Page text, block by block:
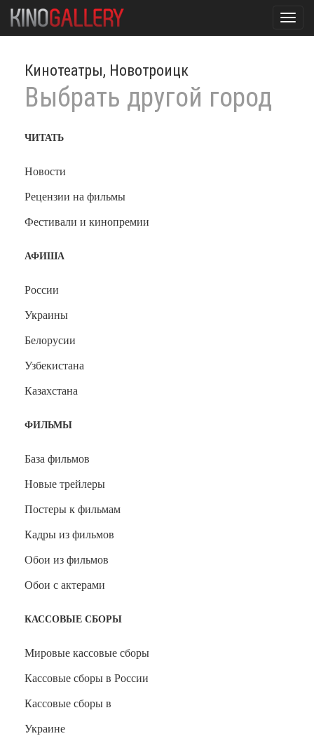
Кинотеатры, Новотроицк
Выбрать другой город
ЧИТАТЬ
Новости
Рецензии на фильмы
Фестивали и кинопремии
АФИША
России
Украины
Белорусии
Узбекистана
Казахстана
ФИЛЬМЫ
База фильмов
Новые трейлеры
Постеры к фильмам
Кадры из фильмов
Обои из фильмов
Обои с актерами
КАССОВЫЕ СБОРЫ
Мировые кассовые сборы
Кассовые сборы в России
Кассовые сборы в
Украине